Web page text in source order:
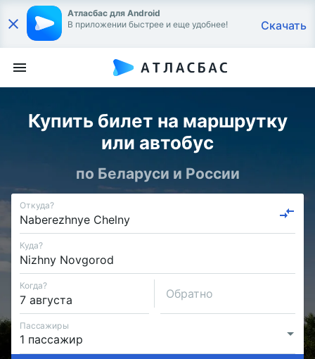
Атласбас для Android
В приложении быстрее и еще удобнее!
Скачать
Купить билет на маршрутку
или автобус
по Беларуси и России
Откуда?
Куда?
Когда?
Обратно
Пассажиры